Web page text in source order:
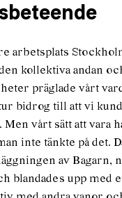
arbetsplats
kollektiva andan
präglade vårt
bidrog till att vi
Men vårt sätt att vara
inte tänkte på det.
av Bagarn,
blandades upp med